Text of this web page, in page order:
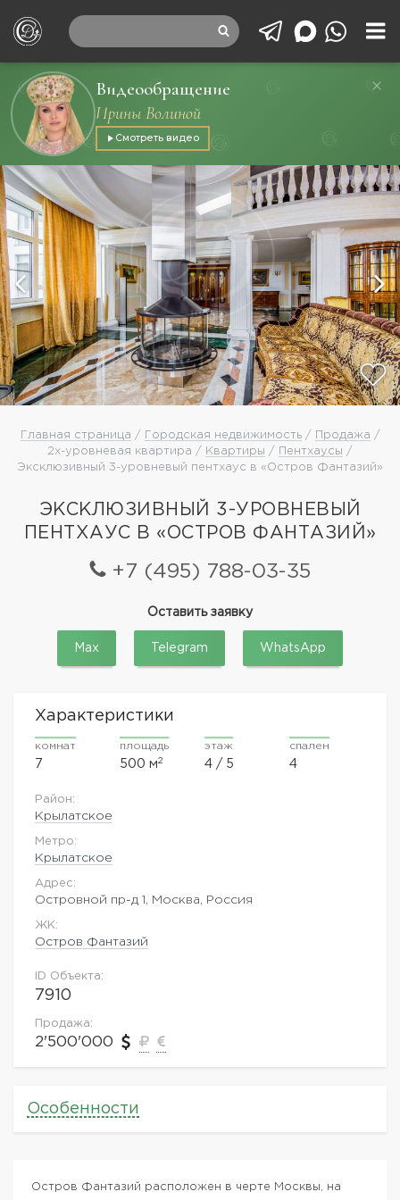
Видеообращение
Ирины Волиной
Смотреть видео
Главная страница / Городская недвижимость/ Продажа /
2х-уровневая квартира /
Квартиры / Пентхаусы /
Эксклюзивный 3-уровневый пентхаус в «Остров Фантазий»
ЭКСКЛЮЗИВНЫЙ 3-УРОВНЕВЫЙ
ПЕНТХАУС В «ОСТРОВ ФАНТАЗИЙ»
+7 (495) 788-03-35
Оставить заявку
Max Telegram WhatsApp
Характеристики
комнат
7
площадь
500 м2
этаж
4 / 5
спален
4
Район:
Крылатское
Метро:
Крылатское
Адрес:
Островной пр-д 1, Москва, Россия
ЖK:
Остров Фантазий
ID Объекта:
7910
Продажа:
2'500'000
Особенности
Остров Фантазий расположен в черте Москвы, на